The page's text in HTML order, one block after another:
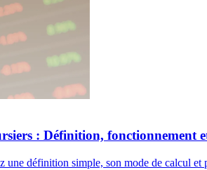
: Définition, fonctionnement
une définition simple, son mode de calcul